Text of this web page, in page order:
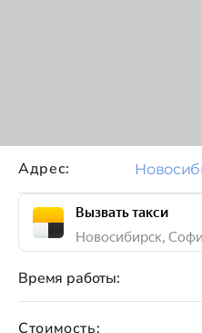
Стоимость:
Время работы:
Адрес:
Вызвать такси
Новосибирск,